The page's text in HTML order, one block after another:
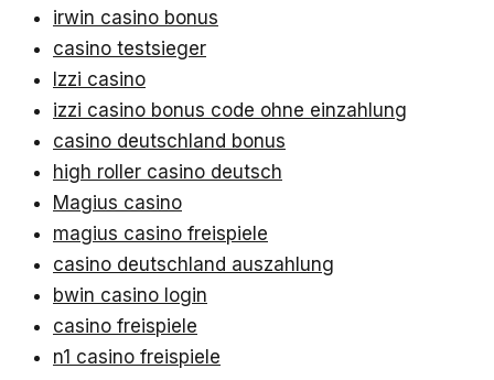
irwin casino bonus
casino testsieger
Izzi casino
izzi casino bonus code ohne einzahlung
casino deutschland bonus
high roller casino deutsch
Magius casino
magius casino freispiele
casino deutschland auszahlung
bwin casino login
casino freispiele
n1 casino freispiele